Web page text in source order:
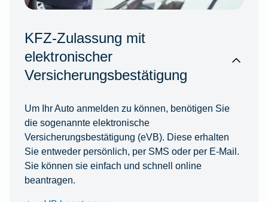
KFZ-Zulassung mit
elektronischer
Versicherungsbestätigung
Um Ihr Auto anmelden zu können, benötigen Sie
die sogenannte elektronische
Versicherungsbestätigung (eVB). Diese erhalten
Sie entweder persönlich, per SMS oder per E-Mail.
Sie können sie einfach und schnell online
beantragen.